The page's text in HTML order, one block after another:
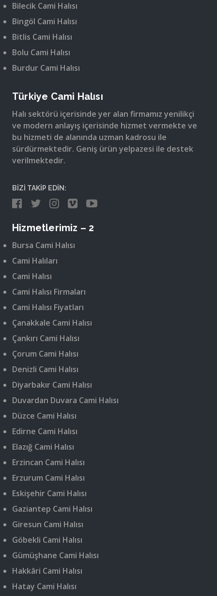
Bilecik Cami Halısı
Bingöl Cami Halısı
Bitlis Cami Halısı
Bolu Cami Halısı
Burdur Cami Halısı
Türkiye Cami Halısı
Halı sektörü içerisinde yer alan firmamız yenilikçi
ve modern anlayış içerisinde hizmet vermekte ve
bu hizmeti de alanında uzman kadrosu ile
sürdürmektedir. Geniş ürün yelpazesi ile destek
verilmektedir.
BİZİ TAKİP EDİN:
Hizmetlerimiz – 2
Bursa Cami Halısı
Cami Halıları
Cami Halısı
Cami Halısı Firmaları
Cami Halısı Fiyatları
Çanakkale Cami Halısı
Çankırı Cami Halısı
Çorum Cami Halısı
Denizli Cami Halısı
Diyarbakır Cami Halısı
Duvardan Duvara Cami Halısı
Düzce Cami Halısı
Edirne Cami Halısı
Elazığ Cami Halısı
Erzincan Cami Halısı
Erzurum Cami Halısı
Eskişehir Cami Halısı
Gaziantep Cami Halısı
Giresun Cami Halısı
Göbekli Cami Halısı
Gümüşhane Cami Halısı
Hakkâri Cami Halısı
Hatay Cami Halısı